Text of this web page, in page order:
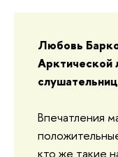
Любовь
Арктической
Впечатления
кто же такие